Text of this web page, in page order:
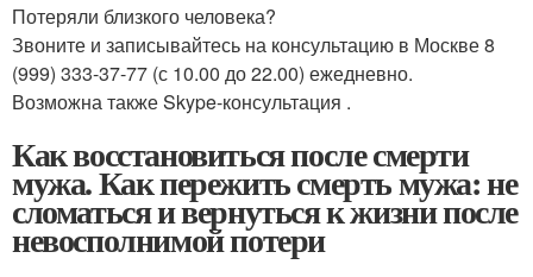
Потеряли близкого человека?
Звоните и записывайтесь на консультацию в Москве 8
(999) 333-37-77 (с 10.00 до 22.00) ежедневно.
Возможна также Skype-консультация .
Как восстановиться после смерти
мужа. Как пережить смерть мужа: не
сломаться и вернуться к жизни после
невосполнимой потери